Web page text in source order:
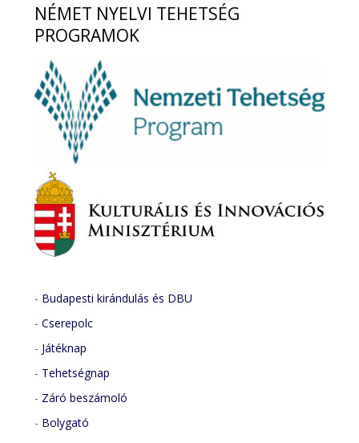
NÉMET NYELVI TEHETSÉG
PROGRAMOK
- Budapesti kirándulás és DBU
-Cserepolc
- Játéknap
- Tehetségnap
- Záró beszámoló
- Bolygató